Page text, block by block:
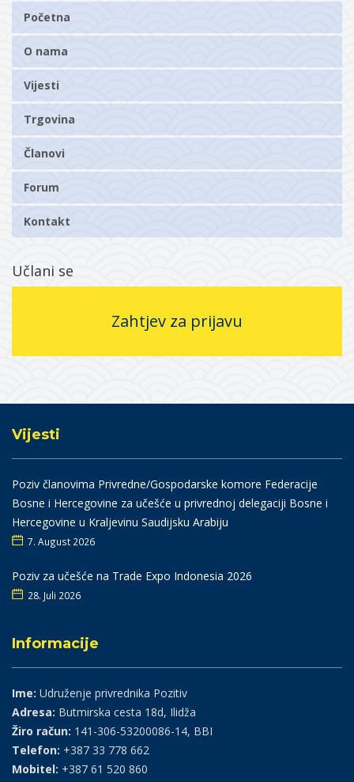
Početna
O nama
Vijesti
Trgovina
Članovi
Forum
Kontakt
Učlani se
Zahtjev za prijavu
Vijesti
Poziv članovima Privredne/Gospodarske komore Federacije
Bosne i Hercegovine za učešće u privrednoj delegaciji Bosne i
Hercegovine u Kraljevinu Saudijsku Arabiju
7. August 2026
Poziv za učešće na Trade Expo Indonesia 2026
28. Juli 2026
Informacije
Ime: Udruženje privrednika Pozitiv
Adresa: Butmirska cesta 18d, Ilidža
Žiro račun: 141-306-53200086-14, BBI
Telefon: +387 33 778 662
Mobitel: +387 61 520 860